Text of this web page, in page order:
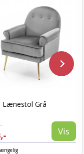
Lænestol Grå
Vis